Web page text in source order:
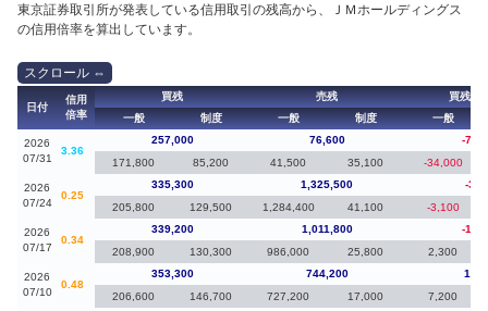
東京証券取引所が発表している信用取引の残高から、ＪＭホールディングス
の信用倍率を算出しています。
日付
信用
倍率
買残 売残
買残（
一般
制度 一般 制度 一般
2026
07/31
3.36
257,000 76,600
-
171,800
85,200 41,500 35,100 -34,000
2026
07/24
0.25
335,300 1,325,500
-
205,800
129,500 1,284,400 41,100 -3,100
2026
07/17
0.34
339,200 1,011,800
-
208,900
130,300 986,000 25,800 2,300
2026
07/10
0.48
353,300 744,200
206,600
146,700 727,200 17,000 7,200